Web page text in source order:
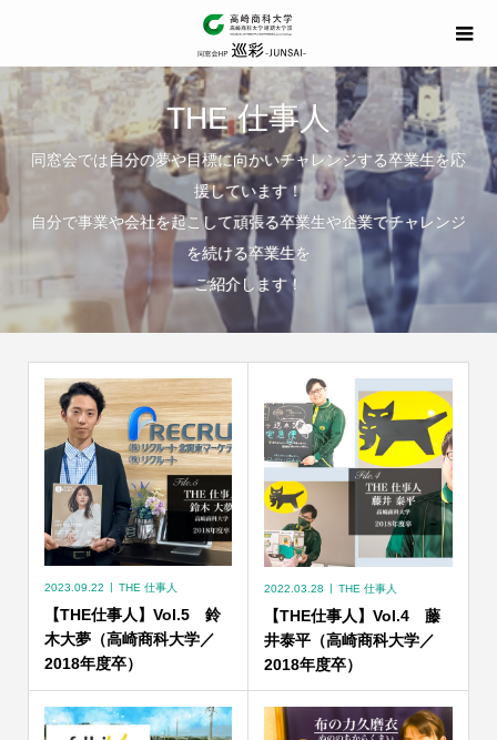
THE 仕事人
同窓会では自分の夢や目標に向かいチャレンジする卒業生を応
援しています！
自分で事業や会社を起こして頑張る卒業生や企業でチャレンジ
を続ける卒業生を
ご紹介します！
2023.09.22 THE 仕事人
【THE仕事人】Vol.5 鈴
木大夢（高崎商科大学／
2018年度卒）
2022.03.28 THE 仕事人
【THE仕事人】Vol.4 藤
井泰平（高崎商科大学／
2018年度卒）